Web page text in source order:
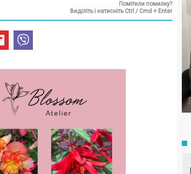
Помітили помилку?
Виділіть і натисніть Ctrl / Cmd + Enter